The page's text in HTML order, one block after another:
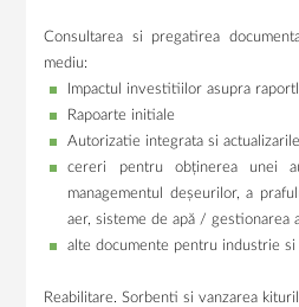
Consultarea si pregatirea
mediu:
Impactul investitiilor asupra
Rapoarte initiale
Autorizatie integrata si
cereri pentru obținerea unei
managementul deșeurilor, a
aer, sisteme de apă / gestionarea
alte documente pentru industrie si
Reabilitare. Sorbenti si vanzarea